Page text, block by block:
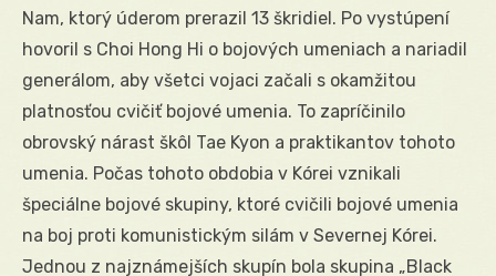
Nam, ktorý úderom prerazil 13 škridiel. Po vystúpení
hovoril s Choi Hong Hi o bojových umeniach a nariadil
generálom, aby všetci vojaci začali s okamžitou
platnosťou cvičiť bojové umenia. To zapríčinilo
obrovský nárast škôl Tae Kyon a praktikantov tohoto
umenia. Počas tohoto obdobia v Kórei vznikali
špeciálne bojové skupiny, ktoré cvičili bojové umenia
na boj proti komunistickým silám v Severnej Kórei.
Jednou z najznámejších skupín bola skupina „Black